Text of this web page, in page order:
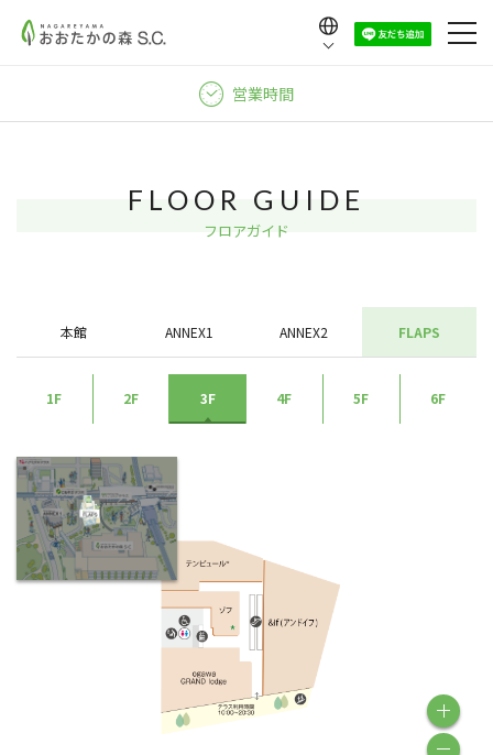
한국어
営業時間
FLOOR GUIDE
フロアガイド
本館 ANNEX1 ANNEX2 FLAPS
1F 2F 3F 4F 5F 6F